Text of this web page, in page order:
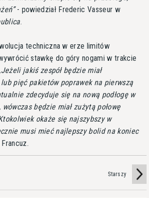
- powiedział Frederic Vasseur w
.
techniczna w erze limitów
stawkę do góry nogami w trakcie
Jeżeli jakiś zespół będzie miał
pięć pakietów poprawek na pierwszą
zdecyduje się na nową podłogę w
będzie miał zużytą połowę
okaże się najszybszy w
musi mieć najlepszy bolid na koniec
Starszy